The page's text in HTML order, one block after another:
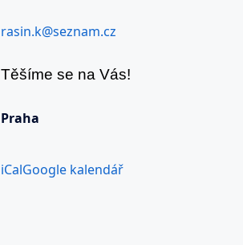
rasin.k@seznam.cz
Těšíme se na Vás!
Praha
iCalGoogle kalendář